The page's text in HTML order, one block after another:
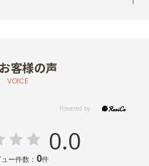
お客様の声
VOICE
0.0
ー件数： 0件